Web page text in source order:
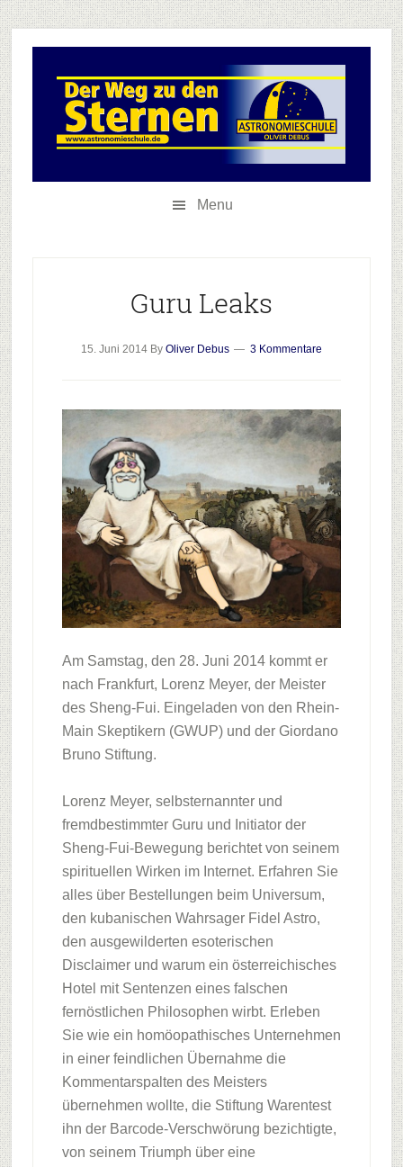
Skip
to
secondary
menu
Skip
to
main
content
Zur
Hauptsidebar
springen
Menu
Guru Leaks
15. Juni 2014By Oliver Debus 3 Kommentare
Am Samstag, den 28. Juni 2014 kommt er
nach Frankfurt, Lorenz Meyer, der Meister
des Sheng-Fui. Eingeladen von den Rhein-
Main Skeptikern (GWUP) und der Giordano
Bruno Stiftung.
Lorenz Meyer, selbsternannter und
fremdbestimmter Guru und Initiator der
Sheng-Fui-Bewegung berichtet von seinem
spirituellen Wirken im Internet. Erfahren Sie
alles über Bestellungen beim Universum,
den kubanischen Wahrsager Fidel Astro,
den ausgewilderten esoterischen
Disclaimer und warum ein österreichisches
Hotel mit Sentenzen eines falschen
fernöstlichen Philosophen wirbt. Erleben
Sie wie ein homöopathisches Unternehmen
in einer feindlichen Übernahme die
Kommentarspalten des Meisters
übernehmen wollte, die Stiftung Warentest
ihn der Barcode-Verschwörung bezichtigte,
von seinem Triumph über eine